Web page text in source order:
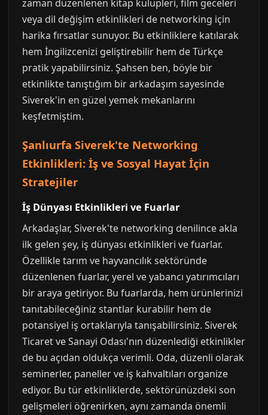
zaman düzenlenen kitap kulüpleri, film geceleri
veya dil değişim etkinlikleri de networking için
harika fırsatlar sunuyor. Bu etkinliklere katılarak
hem İngilizcenizi geliştirebilir hem de Türkçe
pratik yapabilirsiniz. Şahsen ben, böyle bir
etkinlikte tanıştığım bir arkadaşım sayesinde
Siverek'in en güzel yemek mekanlarını
keşfetmiştim.
Şanlıurfa Siverek'te Networking
Etkinlikleri: İş ve Sosyal Hayat İçin
Stratejiler
İş Dünyası Etkinlikleri ve Fuarlar
Arkadaşlar, Siverek'te networking denilince akla
ilk gelen şey, iş dünyası etkinlikleri ve fuarlar.
Özellikle tarım ve hayvancılık sektöründe
düzenlenen fuarlar, yerel ve yabancı yatırımcıları
bir araya getiriyor. Bu fuarlarda, hem ürünlerinizi
tanıtabileceğiniz stantlar kurabilir hem de
potansiyel iş ortaklarıyla tanışabilirsiniz. Siverek
Ticaret ve Sanayi Odası'nın düzenlediği etkinlikler
de bu açıdan oldukça verimli. Oda, düzenli olarak
seminerler, paneller ve iş kahvaltıları organize
ediyor. Bu tür etkinliklerde, sektörünüzdeki son
gelişmeleri öğrenirken, aynı zamanda önemli